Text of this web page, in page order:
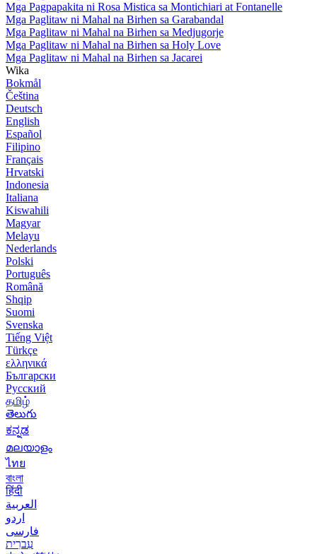
Mga Pagpapakita ni Rosa Mistica sa Montichiari at Fontanelle
Mga Paglitaw ni Mahal na Birhen sa Garabandal
Mga Paglitaw ni Mahal na Birhen sa Medjugorje
Mga Paglitaw ni Mahal na Birhen sa Holy Love
Mga Paglitaw ni Mahal na Birhen sa Jacarei
Wika
Bokmål
Čeština
Deutsch
English
Español
Filipino
Français
Hrvatski
Indonesia
Italiana
Kiswahili
Magyar
Melayu
Nederlands
Polski
Português
Română
Shqip
Suomi
Svenska
Tiếng Việt
Türkçe
ελληνικά
Български
Русский
தமிழ்
తెలుగు
ಕನ್ನಡ
മലയാളം
ไทย
বাংলা
हिंदी
العربية
اردو
فارسی
עִברִית